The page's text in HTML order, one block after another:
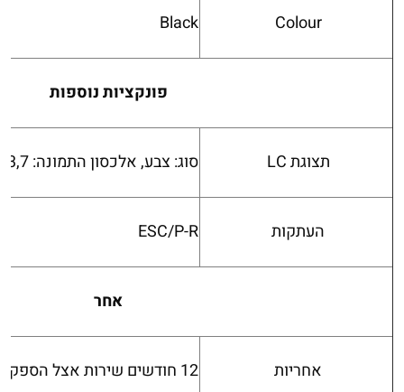
Colour
Black
פונקציות נוספות
תצוגת LC סוג: צבע, אלכסון התמונה: 3,7 ס"מ
העתקות ESC/P-R
אחר
אחריות 12 חודשים שירות אצל הספק, 30.000 עמודים